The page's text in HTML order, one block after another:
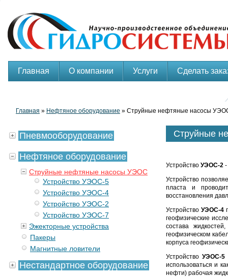
Главная О компании Услуги Сделать
Главная » Нефтяное оборудование » Струйные нефтяные насосы
Струйные
Устройство УЭОС-2 -
Устройство
пласта и
восстановления
Устройство УЭОС-4
геофизические
состава
геофизическом
корпуса
Устройство УЭОС-5
использоваться и
нефти) рабочая
Пневмооборудование
Нефтяное оборудование
Струйные нефтяные насосы УЭОС
Устройство УЭОС-5
Устройство УЭОС-4
Устройство УЭОС-2
Устройство УЭОС-7
Эжекторные устройства
Пакеры
Магнитные ловители
Нестандартное оборудование